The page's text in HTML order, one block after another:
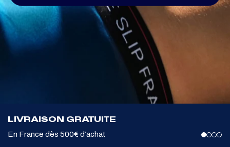
LIVRAISON GRATUITE
En France dès 500€ d’achat